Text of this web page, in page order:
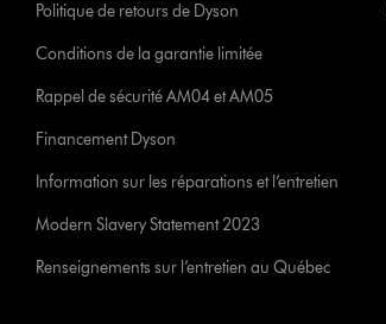
Politique de retours de Dyson
Conditions de la garantie limitée
Rappel de sécurité AM04 et AM05
Financement Dyson
Information sur les réparations et l’entretien
Modern Slavery Statement 2023
Renseignements sur l’entretien au Québec